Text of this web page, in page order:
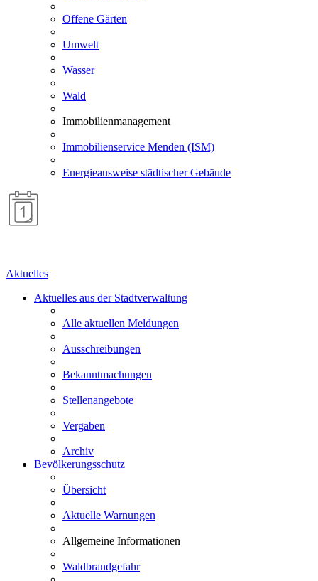
Offene Gärten
Umwelt
Wasser
Wald
Immobilienmanagement
Immobilienservice Menden (ISM)
Energieausweise städtischer Gebäude
Aktuelles
Aktuelles aus der Stadtverwaltung
Alle aktuellen Meldungen
Ausschreibungen
Bekanntmachungen
Stellenangebote
Vergaben
Archiv
Bevölkerungsschutz
Übersicht
Aktuelle Warnungen
Allgemeine Informationen
Waldbrandgefahr